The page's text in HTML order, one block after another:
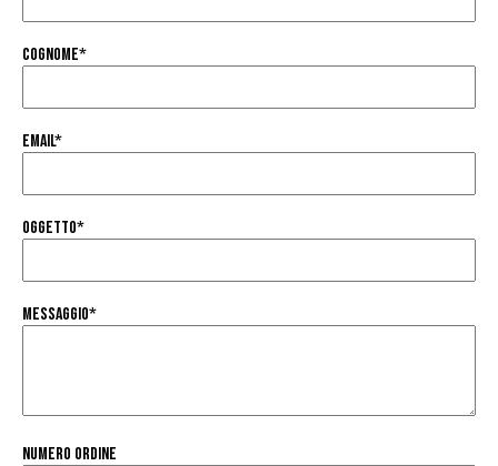
Cognome*
Email*
Oggetto*
Messaggio*
Numero Ordine